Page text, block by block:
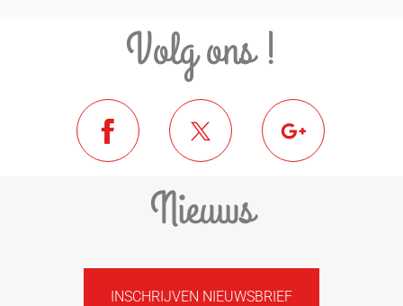
Volg ons !
Nieuws
INSCHRIJVEN NIEUWSBRIEF